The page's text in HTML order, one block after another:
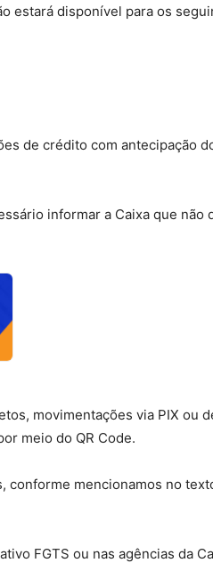
estará disponível para os
de crédito com antecipação
informar a Caixa que não
movimentações via PIX ou
meio do QR Code.
conforme mencionamos no
FGTS ou nas agências da